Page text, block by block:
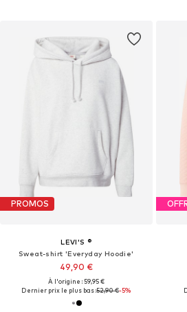
PROMOS
LEVI'S ®
Sweat-shirt 'Everyday Hoodie'
49,90 €
À l'origine : 59,95 €
Dernier prix le plus bas :52,90 €-5%